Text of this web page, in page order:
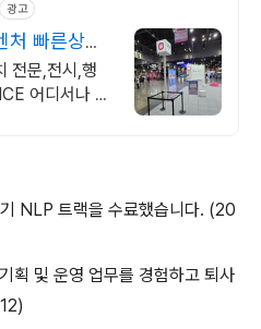
광고
빠른상담
전문,전시,행
어디서나 끊
NLP 트랙을 수료했습니다. (20
획 및 운영 업무를 경험하고 퇴사